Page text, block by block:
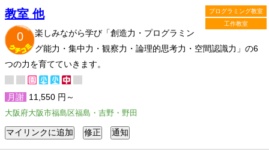
プログラミング教室
工作教室
教室 他
0
楽しみながら学び「創造力・プログラミン
グ能力・集中力・観察力・論理的思考力・空間認識力」の6
つの力を育てていきます。
月謝 11,550 円～
大阪府大阪市福島区福島・吉野・野田